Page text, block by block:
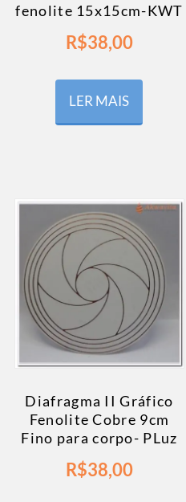
fenolite 15x15cm-KWT
R$38,00
LER MAIS
Diafragma II Gráfico
Fenolite Cobre 9cm
Fino para corpo- PLuz
R$38,00